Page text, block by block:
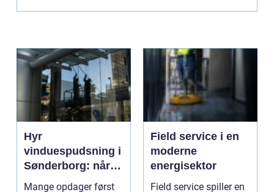
Hyr
vinduespudsning i
Sønderborg: når
det skal være nemt
Mange opdager først
Field service i en
moderne
energisektor
Field service spiller en